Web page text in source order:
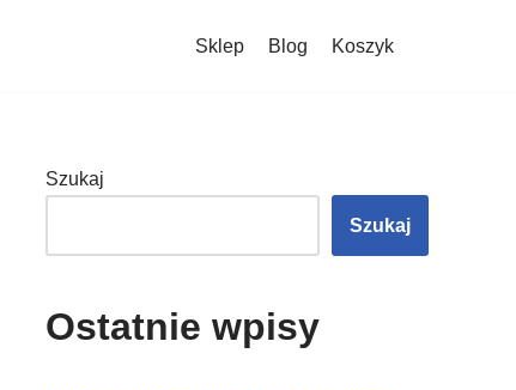
Sklep Blog Koszyk
Szukaj
Szukaj
Ostatnie wpisy